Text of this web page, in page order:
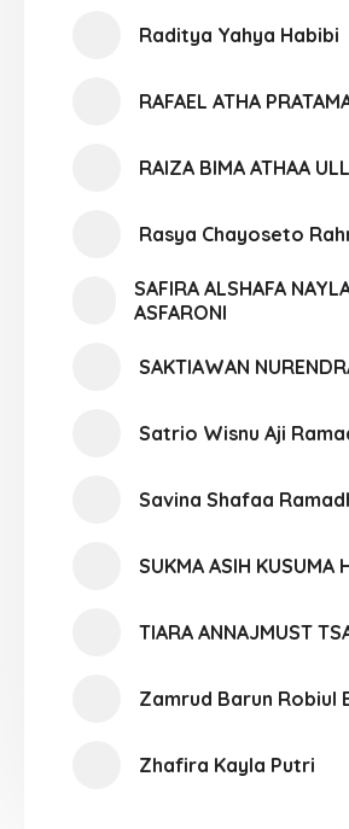
Raditya Yahya Habibi
RAFAEL ATHA
RAIZA BIMA ATHAA
Rasya Chayoseto
SAFIRA ALSHAFA
ASFARONI
SAKTIAWAN
Satrio Wisnu Aji
Savina Shafaa
SUKMA ASIH KUSUMA
TIARA ANNAJMUST
Zamrud Barun Robiul
Zhafira Kayla Putri